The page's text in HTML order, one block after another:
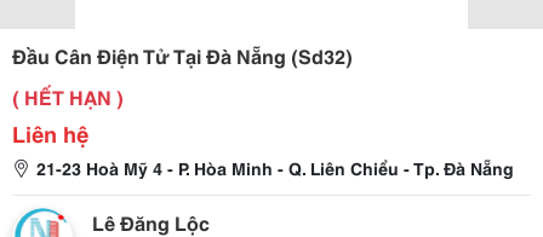
Đầu Cân Điện Tử Tại Đà Nẵng (Sd32)
( HẾT HẠN )
Liên hệ
21-23 Hoà Mỹ 4 - P. Hòa Minh - Q. Liên Chiểu - Tp. Đà Nẵng
Lê Đăng Lộc